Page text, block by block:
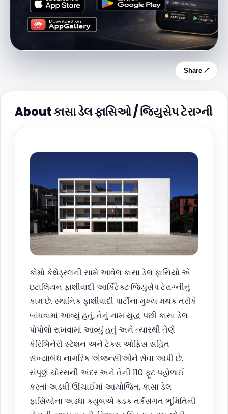
Share ↗
About કાસા ડેલ ફાસિઓ / જિયુસેપ ટેરાગ્ની
કોમો કેથેડ્રલની સામે આવેલ કાસા ડેલ ફાસિયો એ
ઇટાલિયન ફાશીવાદી આર્કિટેક્ટ જિયુસેપ ટેરાગ્નીનું
કામ છે. સ્થાનિક ફાશીવાદી પાર્ટીના મુખ્ય મથક તરીકે
બાંધવામાં આવ્યું હતું, તેનું નામ યુદ્ધ પછી કાસા ડેલ
પોપોલો રાખવામાં આવ્યું હતું અને ત્યારથી તેણે
કેરિબિનેરી સ્ટેશન અને ટેક્સ ઓફિસ સહિત
સંખ્યાબંધ નાગરિક એજન્સીઓને સેવા આપી છે.
સંપૂર્ણ ચોરસની અંદર અને તેની 110 ફૂટ પહોળાઈ
કરતાં અડધી ઊંચાઈમાં આયોજિત, કાસા ડેલ
ફાસિયોના અડધા ક્યુબએ કડક તર્કસંગત ભૂમિતિની